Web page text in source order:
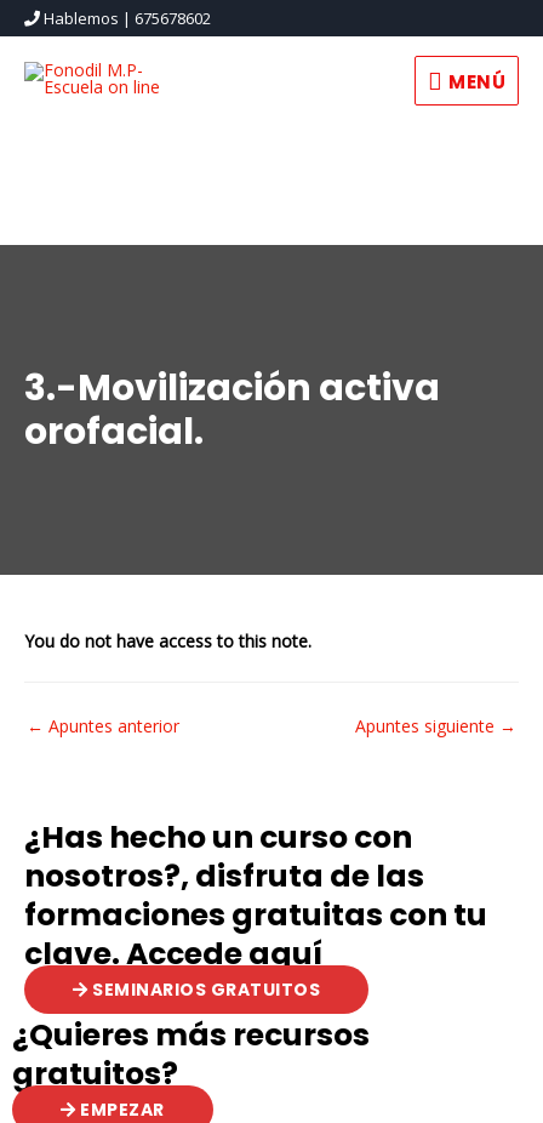
Hablemos | 675678602
MENÚ
MENÚ
3.-Movilización activa
orofacial.
You do not have access to this note.
Navegación
← Apuntes anterior Apuntes siguiente →
¿Has hecho un curso con
nosotros?, disfruta de las
formaciones gratuitas con tu
clave. Accede aquí
SEMINARIOS GRATUITOS
¿Quieres más recursos
gratuitos?
EMPEZAR